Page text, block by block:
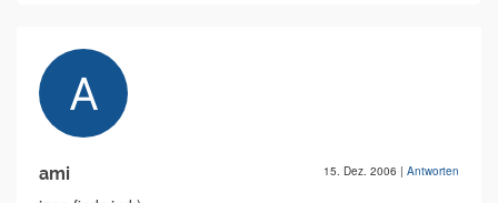
ami 15. Dez. 2006 | Antworten